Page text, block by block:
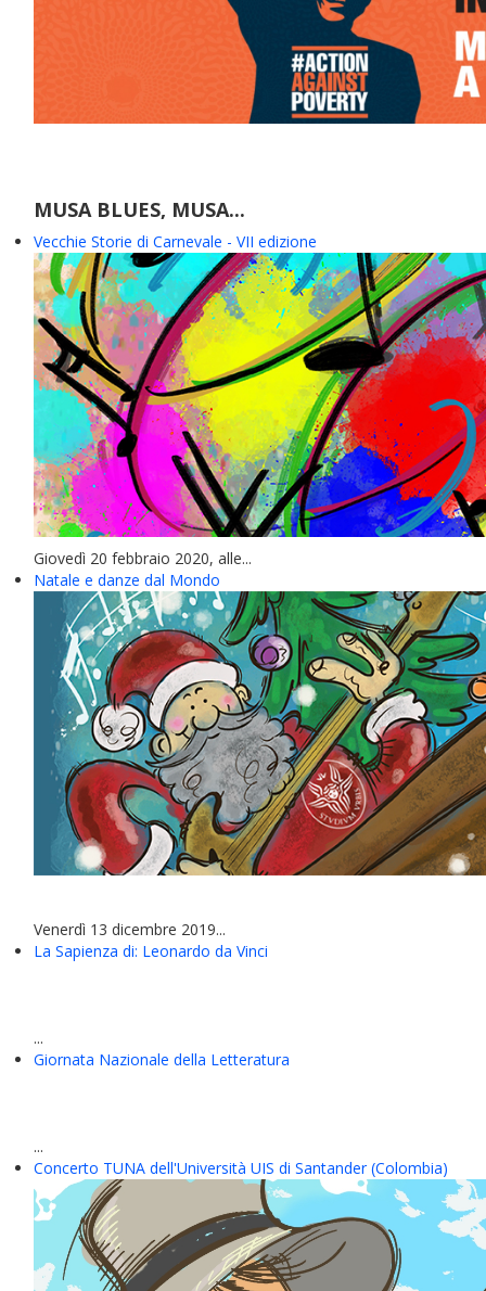
MUSA BLUES, MUSA...
Vecchie Storie di Carnevale - VII edizione
Giovedì 20 febbraio 2020, alle...
Natale e danze dal Mondo
Venerdì 13 dicembre 2019...
La Sapienza di: Leonardo da Vinci
...
Giornata Nazionale della Letteratura
...
Concerto TUNA dell'Università UIS di Santander (Colombia)